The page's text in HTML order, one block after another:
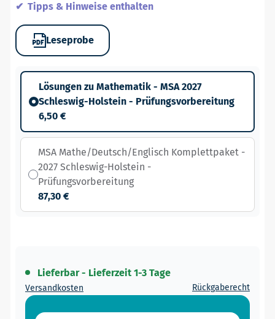
Tipps & Hinweise enthalten
Leseprobe
Lösungen zu Mathematik - MSA 2027
Schleswig-Holstein - Prüfungsvorbereitung
6,50 €
MSA Mathe/Deutsch/Englisch Komplettpaket -
2027 Schleswig-Holstein -
Prüfungsvorbereitung
87,30 €
Lieferbar - Lieferzeit 1-3 Tage
Versandkosten Rückgaberecht